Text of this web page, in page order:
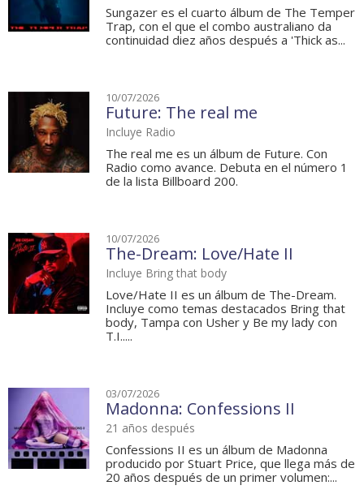
Sungazer es el cuarto álbum de The Temper
Trap, con el que el combo australiano da
continuidad diez años después a 'Thick as...
10/07/2026
Future: The real me
Incluye Radio
The real me es un álbum de Future. Con
Radio como avance. Debuta en el número 1
de la lista Billboard 200.
10/07/2026
The-Dream: Love/Hate II
Incluye Bring that body
Love/Hate II es un álbum de The-Dream.
Incluye como temas destacados Bring that
body, Tampa con Usher y Be my lady con
T.I.....
03/07/2026
Madonna: Confessions II
21 años después
Confessions II es un álbum de Madonna
producido por Stuart Price, que llega más de
20 años después de un primer volumen:...